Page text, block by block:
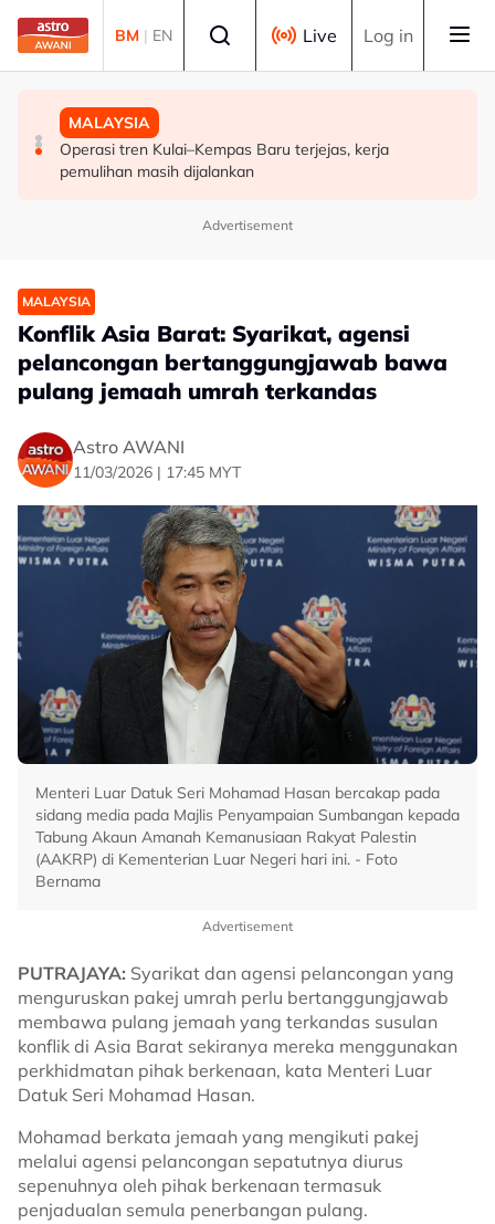
Skip to main content
BM | EN Live Log in
MALAYSIA
FMBA sambut baik arahan PM percepat kelulusan
pekerja asing sektor restoran
POLITIK
'Siapa akan pergi, siapa diperintah pergi? Tunggu dan
lihat'- Zahid
MALAYSIA
Operasi tren Kulai–Kempas Baru terjejas, kerja
pemulihan masih dijalankan
Advertisement
MALAYSIA
Konflik Asia Barat: Syarikat, agensi
pelancongan bertanggungjawab bawa
pulang jemaah umrah terkandas
Astro AWANI
11/03/2026 | 17:45 MYT
Menteri Luar Datuk Seri Mohamad Hasan bercakap pada
sidang media pada Majlis Penyampaian Sumbangan kepada
Tabung Akaun Amanah Kemanusiaan Rakyat Palestin
(AAKRP) di Kementerian Luar Negeri hari ini. - Foto
Bernama
Advertisement
PUTRAJAYA: Syarikat dan agensi pelancongan yang
menguruskan pakej umrah perlu bertanggungjawab
membawa pulang jemaah yang terkandas susulan
konflik di Asia Barat sekiranya mereka menggunakan
perkhidmatan pihak berkenaan, kata Menteri Luar
Datuk Seri Mohamad Hasan.
Mohamad berkata jemaah yang mengikuti pakej
melalui agensi pelancongan sepatutnya diurus
sepenuhnya oleh pihak berkenaan termasuk
penjadualan semula penerbangan pulang.